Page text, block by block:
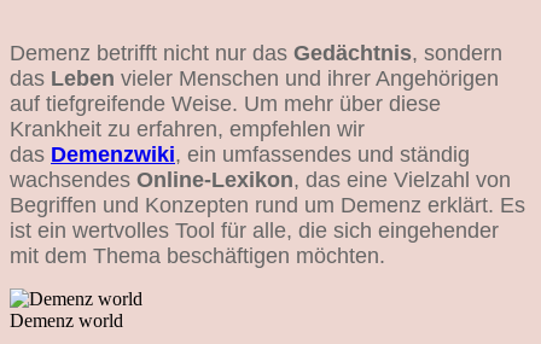
Demenz betrifft nicht nur das Gedächtnis, sondern
das Leben vieler Menschen und ihrer Angehörigen
auf tiefgreifende Weise. Um mehr über diese
Krankheit zu erfahren, empfehlen wir
das Demenzwiki, ein umfassendes und ständig
wachsendes Online-Lexikon, das eine Vielzahl von
Begriffen und Konzepten rund um Demenz erklärt. Es
ist ein wertvolles Tool für alle, die sich eingehender
mit dem Thema beschäftigen möchten.
Demenz world